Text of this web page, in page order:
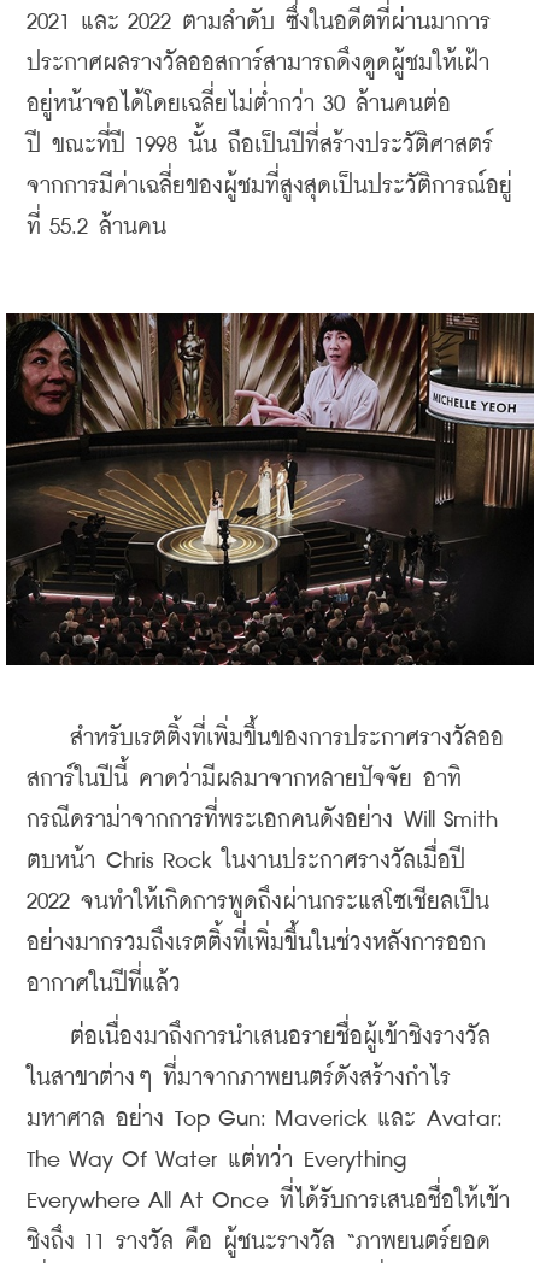
2021 และ 2022 ตามลำดับ ซึ่งในอดีตที่ผ่านมาการ
ประกาศผลรางวัลออสการ์สามารถดึงดูดผู้ชมให้เฝ้า
อยู่หน้าจอได้โดยเฉลี่ยไม่ต่ำกว่า 30 ล้านคนต่อ
ปี ขณะที่ปี 1998 นั้น ถือเป็นปีที่สร้างประวัติศาสตร์
จากการมีค่าเฉลี่ยของผู้ชมที่สูงสุดเป็นประวัติการณ์อยู่
ที่ 55.2 ล้านคน
สำหรับเรตติ้งที่เพิ่มขึ้นของการประกาศรางวัลออ
สการ์ในปีนี้ คาดว่ามีผลมาจากหลายปัจจัย อาทิ
กรณีดราม่าจากการที่พระเอกคนดังอย่าง Will Smith
ตบหน้า Chris Rock ในงานประกาศรางวัลเมื่อปี
2022 จนทำให้เกิดการพูดถึงผ่านกระแสโซเชียลเป็น
อย่างมากรวมถึงเรตติ้งที่เพิ่มขึ้นในช่วงหลังการออก
อากาศในปีที่แล้ว
ต่อเนื่องมาถึงการนำเสนอรายชื่อผู้เข้าชิงรางวัล
ในสาขาต่างๆ ที่มาจากภาพยนตร์ดังสร้างกำไร
มหาศาล อย่าง Top Gun: Maverick และ Avatar:
The Way Of Water แต่ทว่า Everything
Everywhere All At Once ที่ได้รับการเสนอชื่อให้เข้า
ชิงถึง 11 รางวัล คือ ผู้ชนะรางวัล “ภาพยนตร์ยอด